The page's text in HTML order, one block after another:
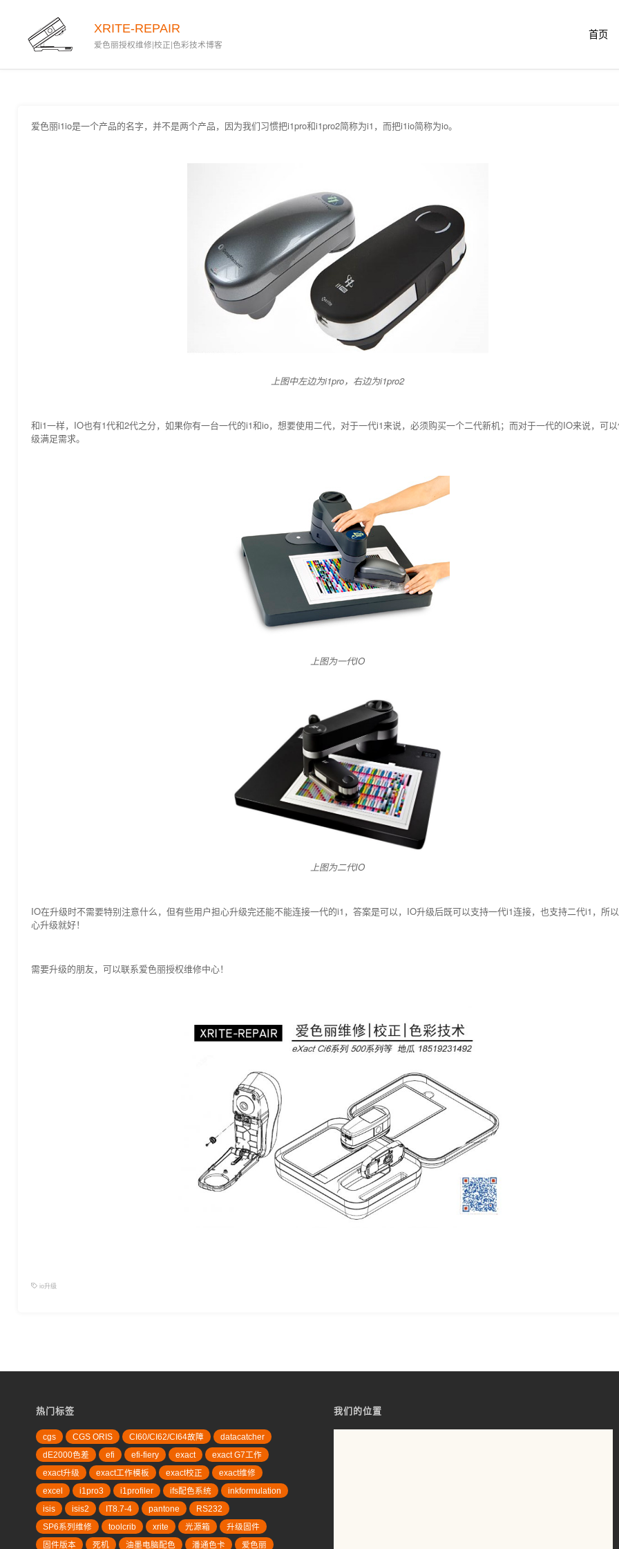
XRITE-REPAIR
爱色丽授权维修|校正|色彩技术博客
首页
爱色丽i1io是一个产品的名字，并不是两个产品，因为我们习惯把i1pro和i1pro2简称为i1，而把i1io简称为io。
上图中左边为i1pro，右边为i1pro2
和i1一样，IO也有1代和2代之分，如果你有一台一代的i1和io，想要使用二代，对于一代i1来说，必须购买一个二代新机；而对于一代的IO来说，可
级满足需求。
上图为一代IO
上图为二代IO
IO在升级时不需要特别注意什么，但有些用户担心升级完还能不能连接一代的i1，答案是可以，IO升级后既可以支持一代i1连接，也支持二代i1，所
心升级就好！
需要升级的朋友，可以联系爱色丽授权维修中心！
io升级
热门标签
cgs CGS ORIS CI60/CI62/CI64故障
datacatcher
dE2000色差
efi efi-fiery exact
exact G7工作
exact升级
exact工作模板 exact校正
exact维修
excel
i1pro3 i1profiler ifs配色系统
inkformulation
isis
isis2 IT8.7-4 pantone
RS232
SP6系列维修
toolcrib xrite 光源箱
升级固件
固件版本
死机 油墨电脑配色 潘通色卡 爱色丽
我们的位置